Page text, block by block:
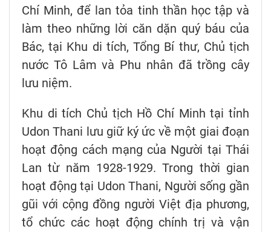
Chí Minh, để lan tỏa tinh thần học tập và
làm theo những lời căn dặn quý báu của
Bác, tại Khu di tích, Tổng Bí thư, Chủ tịch
nước Tô Lâm và Phu nhân đã trồng cây
lưu niệm.
Khu di tích Chủ tịch Hồ Chí Minh tại tỉnh
Udon Thani lưu giữ ký ức về một giai đoạn
hoạt động cách mạng của Người tại Thái
Lan từ năm 1928-1929. Trong thời gian
hoạt động tại Udon Thani, Người sống gần
gũi với cộng đồng người Việt địa phương,
tổ chức các hoạt động chính trị và vận